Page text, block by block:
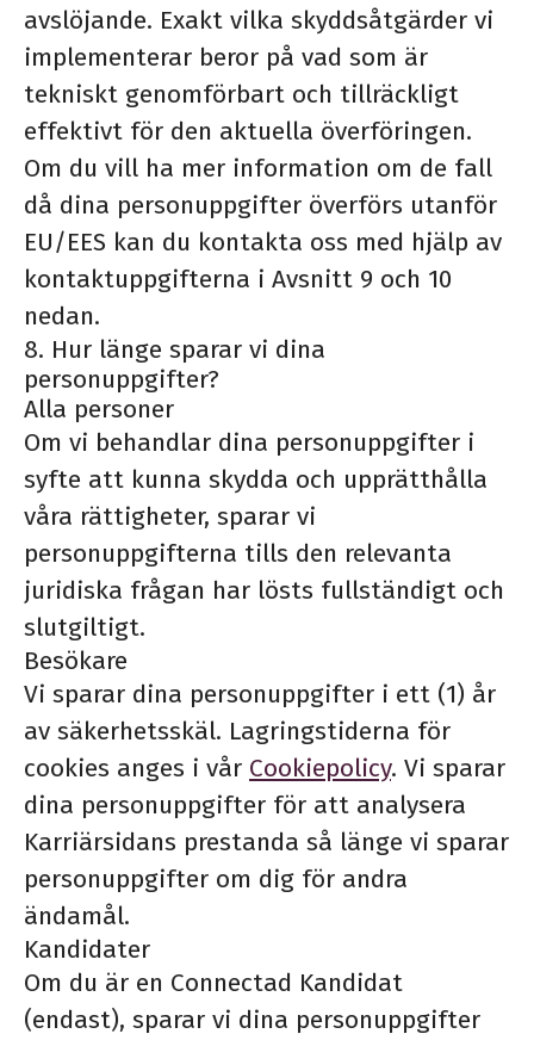
avslöjande. Exakt vilka skyddsåtgärder vi
implementerar beror på vad som är
tekniskt genomförbart och tillräckligt
effektivt för den aktuella överföringen.
Om du vill ha mer information om de fall
då dina personuppgifter överförs utanför
EU/EES kan du kontakta oss med hjälp av
kontaktuppgifterna i Avsnitt 9 och 10
nedan.
8. Hur länge sparar vi dina
personuppgifter?
Alla personer
Om vi ​​behandlar dina personuppgifter i
syfte att kunna skydda och upprätthålla
våra rättigheter, sparar vi
personuppgifterna tills den relevanta
juridiska frågan har lösts fullständigt och
slutgiltigt.
Besökare
Vi sparar dina personuppgifter i ett (1) år
av säkerhetsskäl. Lagringstiderna för
cookies anges i vår Cookiepolicy. Vi sparar
dina personuppgifter för att analysera
Karriärsidans prestanda så länge vi sparar
personuppgifter om dig för andra
ändamål.
Kandidater
Om du är en Connectad Kandidat
(endast), sparar vi dina personuppgifter